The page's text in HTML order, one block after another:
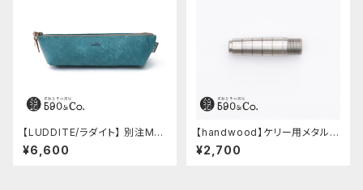
【LUDDITE/ラダイト】 別注MAY
Aレザーボートペンケース (ター
キーブルー)
¥6,600
【handwood】ケリー用メタルグ
¥2,700